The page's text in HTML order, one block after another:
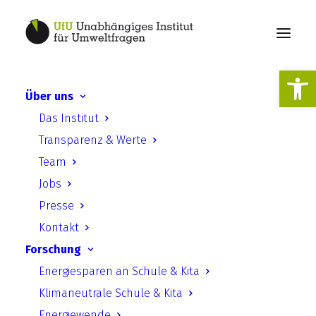
Über uns
Das Institut
Transparenz & Werte
Team
Jobs
Presse
Kontakt
Forschung
Energiesparen an Schule & Kita
Klimaneutrale Schule & Kita
Verbändebeteiligung 3.0
E-Partizipation in der
Verbändebeteiligung - Teil 2